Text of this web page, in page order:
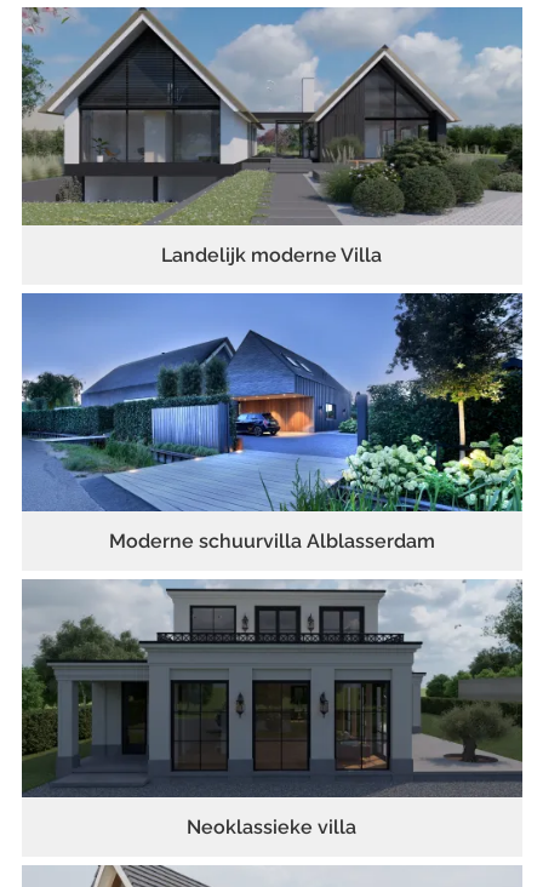
Landelijk moderne Villa
Moderne schuurvilla Alblasserdam
Neoklassieke villa